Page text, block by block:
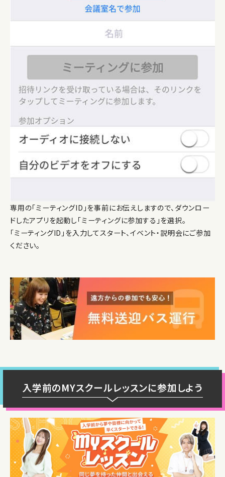
専用の「ミーティングID」を事前にお伝えしますので、ダウンロー
ドしたアプリを起動し「ミーティングに参加する」を選択。
「ミーティングID」を入力してスタート、イベント・説明会にご参加
ください。
入学前のMYスクールレッスンに参加しよう